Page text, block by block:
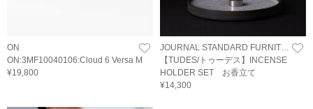
ON
ON:3MF10040106:Cloud 6 Versa M
¥19,800
【TUDES/トゥーデス】INCENSE
HOLDER SET お香立て
¥14,300